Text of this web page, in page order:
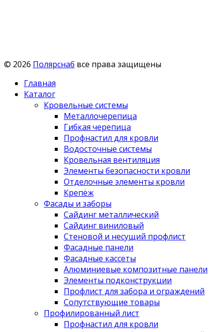
© 2026 Полярснаб все права защищены
Главная
Каталог
Кровельные системы
Металлочерепица
Гибкая черепица
Профнастил для кровли
Водосточные системы
Кровельная вентиляция
Элементы безопасности кровли
Отделочные элементы кровли
Крепёж
Фасады и заборы
Сайдинг металлический
Сайдинг виниловый
Стеновой и несущий профлист
Фасадные панели
Фасадные кассеты
Алюминиевые композитные панели
Элементы подконструкции
Профлист для забора и ограждений
Сопутствующие товары
Профилированный лист
Профнастил для кровли